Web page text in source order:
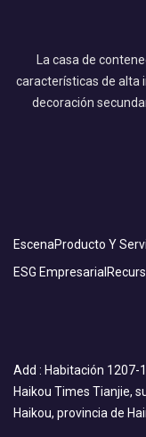
La casa de
características de alta
decoración
EscenaProducto Y
ESG Empresarial
Add : Habitación 1207-
Haikou Times Tianjie,
Haikou, provincia de